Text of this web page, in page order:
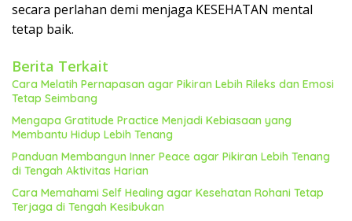
secara perlahan demi menjaga KESEHATAN mental
tetap baik.
Berita Terkait
Cara Melatih Pernapasan agar Pikiran Lebih Rileks dan Emosi
Tetap Seimbang
Mengapa Gratitude Practice Menjadi Kebiasaan yang
Membantu Hidup Lebih Tenang
Panduan Membangun Inner Peace agar Pikiran Lebih Tenang
di Tengah Aktivitas Harian
Cara Memahami Self Healing agar Kesehatan Rohani Tetap
Terjaga di Tengah Kesibukan